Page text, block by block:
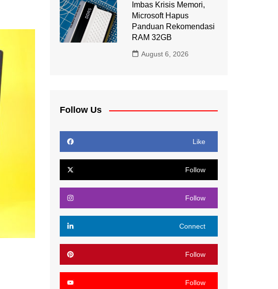
Imbas Krisis Memori,
Microsoft Hapus
Panduan Rekomendasi
RAM 32GB
August 6, 2026
Follow Us
Like
Follow
Follow
Connect
Follow
Follow